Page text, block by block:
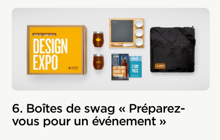
6. Boîtes de swag « Préparez-
vous pour un événement »